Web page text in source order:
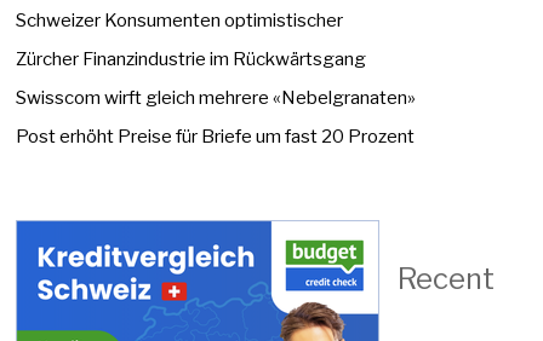
Schweizer Konsumenten optimistischer
Zürcher Finanzindustrie im Rückwärtsgang
Swisscom wirft gleich mehrere «Nebelgranaten»
Post erhöht Preise für Briefe um fast 20 Prozent
Recent